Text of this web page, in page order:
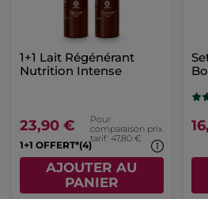
1+1 Lait Régénérant
Nutrition Intense
23,90 €
Pour
comparaison prix
tarif: 47,80 €
1+1 OFFERT*(4)
AJOUTER AU
PANIER